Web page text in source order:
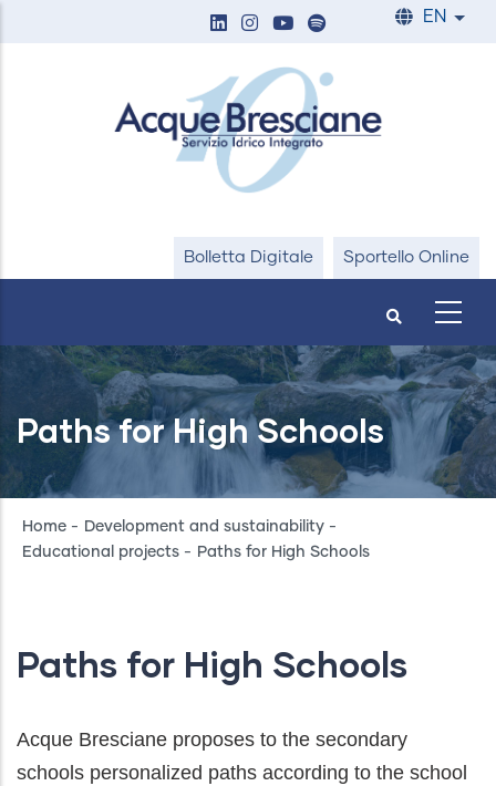
EN List
Bolletta Digitale Sportello Online
Paths for High Schools
Breadcrumb
Home - Development and sustainability -
Educational projects - Paths for High Schools
Paths for High Schools
Acque Bresciane proposes to the secondary
schools personalized paths according to the school